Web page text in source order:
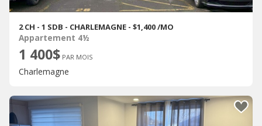
2 CH - 1 SDB - CHARLEMAGNE - $1,400 /MO
Appartement 4½
1 400$ PAR MOIS
Charlemagne